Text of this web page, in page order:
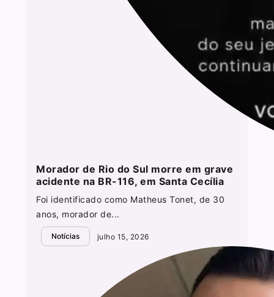
Morador de Rio do Sul morre em grave
acidente na BR-116, em Santa Cecília
Foi identificado como Matheus Tonet, de 30
anos, morador de...
Notícias julho 15, 2026